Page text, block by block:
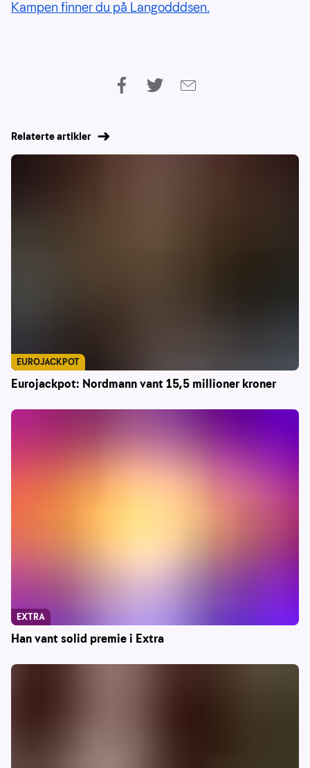
Kampen finner du på Langodddsen.
Relaterte artikler
Eurojackpot: Nordmann vant 15,5 millioner kroner
EUROJACKPOT
Han vant solid premie i Extra
EXTRA